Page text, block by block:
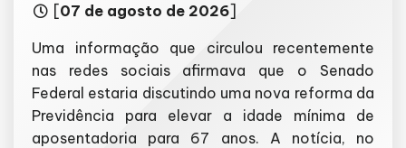
[07 de agosto de 2026]
Uma informação que circulou recentemente
nas redes sociais afirmava que o Senado
Federal estaria discutindo uma nova reforma da
Previdência para elevar a idade mínima de
aposentadoria para 67 anos. A notícia, no